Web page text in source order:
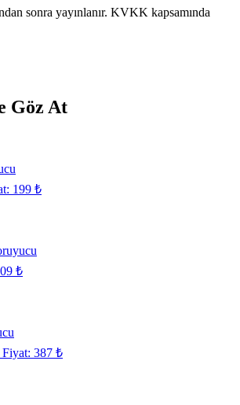
sonra yayınlanır. KVKK kapsamında
Göz At
199 ₺
₺
387 ₺